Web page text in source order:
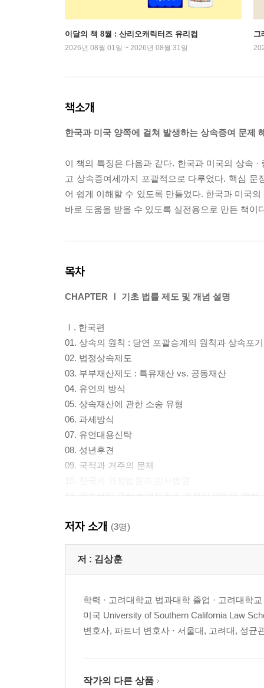
이달의 책 8월 : 산리오캐릭터즈 유리컵
2026년 08월 01일 ~ 2026년 08월 31일
그
책소개
한국과 미국 양쪽에 걸쳐 발생하는 상속증여 문제
이 책의 특징은 다음과 같다. 한국과 미국의 상속
고 상속증여세까지 포괄적으로 다루었다. 핵심
어 쉽게 이해할 수 있도록 만들었다. 한국과 미국
바로 도움을 받을 수 있도록 실전용으로 만든 책이
목차
CHAPTER Ⅰ 기초 법률 제도 및 개념 설명
Ⅰ. 한국편
01. 상속의 원칙 : 당연 포괄승계의 원칙과 상속포
02. 법정상속제도
03. 부부재산제도 : 특유재산 vs. 공동재산
04. 유언의 방식
05. 상속재산에 관한 소송 유형
06. 과세방식
07. 유언대용신탁
08. 성년후견
09. 국적과 거주의 문제
11. 유류분에 관한 헌법재판소 결정의 의미와 영향
Ⅱ. 미국편 (캘리포니아주)
01. 미국의 상속세, 증여세의 특징
02. 부부재산제도 : 공동재산 (Community
05. 상속 v 증여
06. 배우자 공제 (Marital Deduction)
07. 사망한 배우자가 다 쓰지 못한 면제액
10. 배우자 청원 (Spousal Property Petition)
저자 소개 (3명)
저 : 김상훈
학력 · 고려대학교 법과대학 졸업 · 고려대학
미국 University of Southern California Law
변호사, 파트너 변호사 · 서울대, 고려대, 성균
작가의 다른 상품